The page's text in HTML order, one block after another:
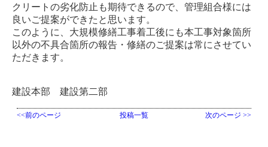
クリートの劣化防止も期待できるので、管理組合様には
良いご提案ができたと思います。
このように、大規模修繕工事着工後にも本工事対象箇所
以外の不具合箇所の報告・修繕のご提案は常にさせてい
ただきます。
建設本部 建設第二部
<<前のページ 投稿一覧 次のページ >>